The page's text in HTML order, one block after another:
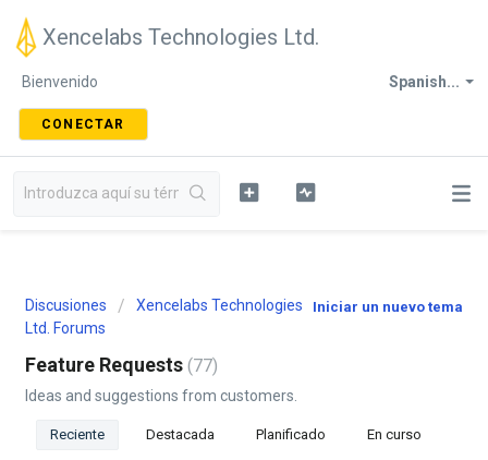
Xencelabs Technologies Ltd.
Spanish...
Bienvenido
CONECTAR
Iniciar un nuevo tema
Discusiones
Xencelabs Technologies
Ltd. Forums
Feature Requests 77
Ideas and suggestions from customers.
Reciente Destacada Planificado En curso